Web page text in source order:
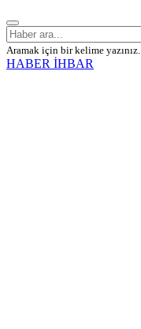
Aramak için bir kelime yazınız.
HABER İHBAR